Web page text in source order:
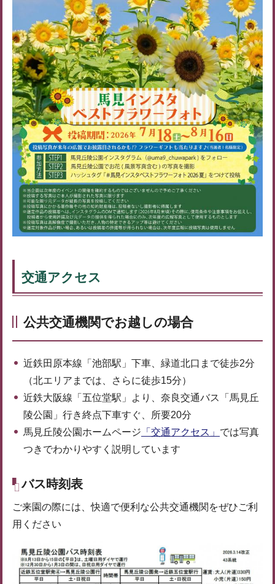
交通アクセス
公共交通機関でお越しの場合
近鉄田原本線「池部駅」下車、緑道北口まで徒歩2分
（北エリアまでは、さらに徒歩15分）
近鉄大阪線「五位堂駅」より、奈良交通バス「馬見丘
陵公園」行き終点下車すぐ、所要20分
馬見丘陵公園ホームページ 「交通アクセス」 では写真
つきでわかりやすく説明しています
バス時刻表
ご来園の際には、快適で便利な公共交通機関をぜひご利
用ください